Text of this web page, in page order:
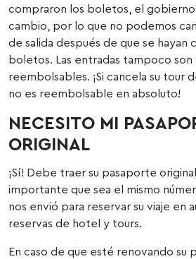
compraron los boletos, el
cambio, por lo que no podemos
de salida después de que se hayan
boletos. Las entradas tampoco son
reembolsables. ¡Si cancela su tour
no es reembolsable en absoluto!
NECESITO MI
ORIGINAL
¡Sí! Debe traer su pasaporte
importante que sea el mismo
nos envió para reservar su viaje en
reservas de hotel y tours.
En caso de que esté renovando su